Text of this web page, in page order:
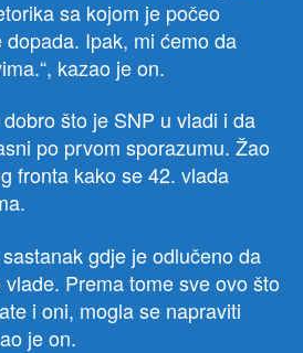
sa kojom je počeo
Ipak, mi ćemo da
kazao je on.
što je SNP u vladi i da
po prvom sporazumu. Žao
fronta kako se 42. vlada
gdje je odlučeno da
Prema tome sve ovo što
i oni, mogla se napraviti
je on.